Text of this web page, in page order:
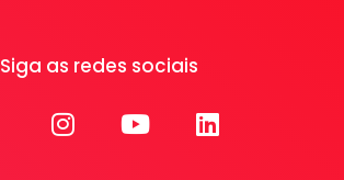
Siga as redes sociais